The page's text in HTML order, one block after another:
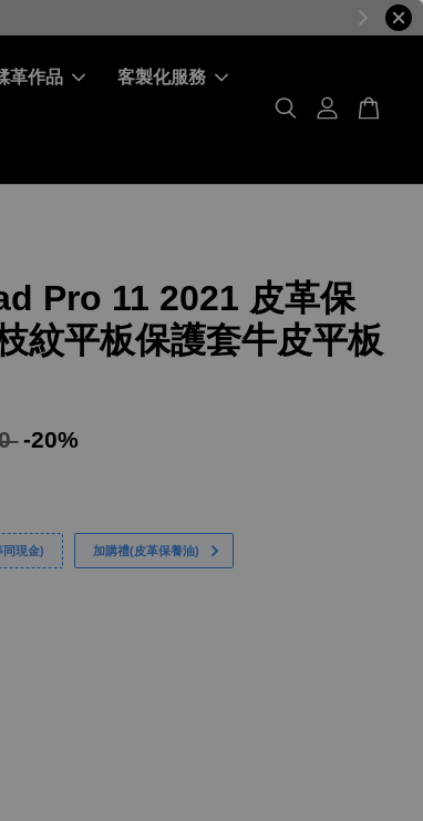
革作品 客製化服務
Pro 11 2021 皮革保
紋平板保護套牛皮平板
-20%
同現金) 加購禮(皮革保養油)